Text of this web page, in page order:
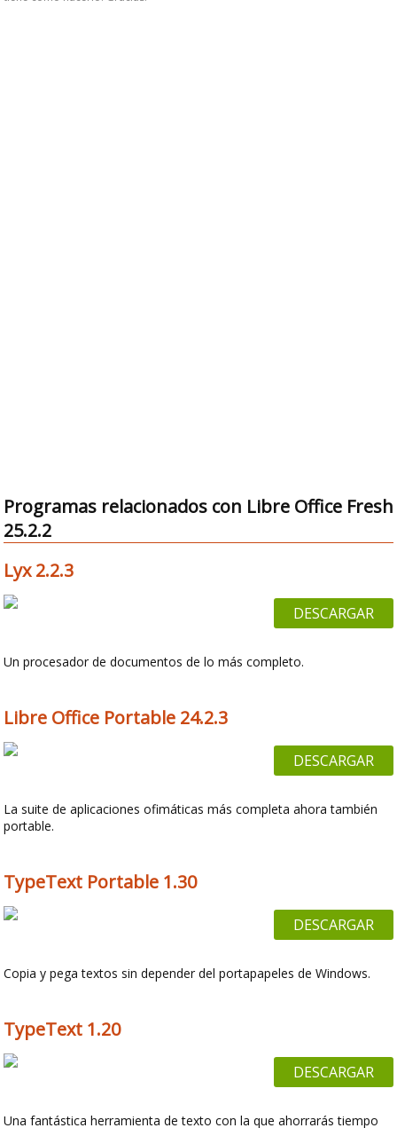
Programas relacionados con Libre Office Fresh
25.2.2
Lyx 2.2.3
DESCARGAR
Un procesador de documentos de lo más completo.
Libre Office Portable 24.2.3
DESCARGAR
La suite de aplicaciones ofimáticas más completa ahora también
portable.
TypeText Portable 1.30
DESCARGAR
Copia y pega textos sin depender del portapapeles de Windows.
TypeText 1.20
DESCARGAR
Una fantástica herramienta de texto con la que ahorrarás tiempo